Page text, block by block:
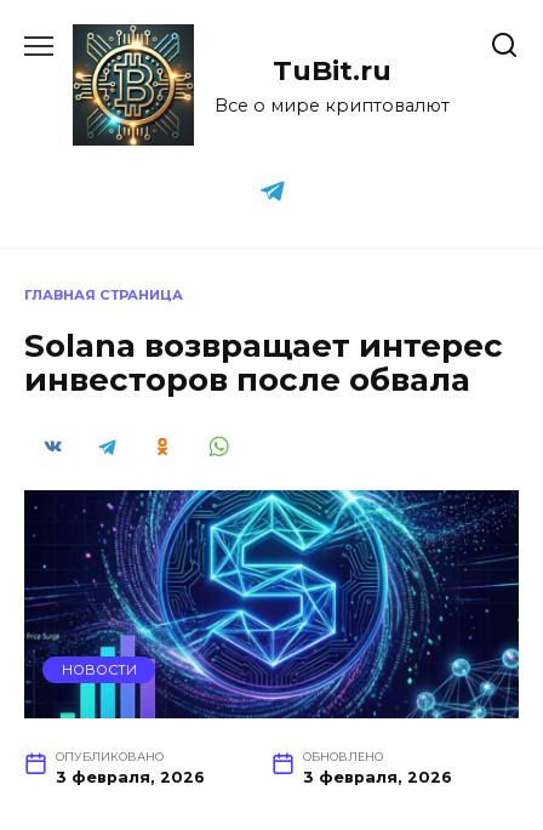
содержанию
TuBit.ru
Все о мире криптовалют
ГЛАВНАЯ СТРАНИЦА
Solana возвращает интерес
инвесторов после обвала
НОВОСТИ
ОПУБЛИКОВАНО
3 февраля, 2026
ОБНОВЛЕНО
3 февраля, 2026